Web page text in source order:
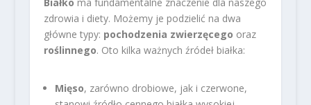
zdrowia i diety. Możemy je podzielić na dwa
główne typy: pochodzenia zwierzęcego oraz
roślinnego. Oto kilka ważnych źródeł białka:
Mięso, zarówno drobiowe, jak i czerwone,